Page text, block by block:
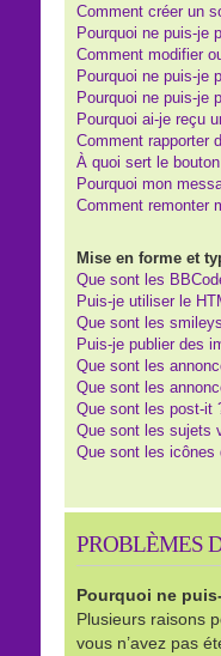
Comment créer un
Pourquoi ne puis-je
Comment modifier
Pourquoi ne puis-je
Pourquoi ne puis-je
Pourquoi ai-je reçu
Comment rapporter
À quoi sert le
Pourquoi mon
Comment remonter
Mise en forme et
Que sont les
Puis-je utiliser le
Que sont les
Puis-je publier des
Que sont les
Que sont les
Que sont les post-it
Que sont les sujets
Que sont les icônes
PROBLÈMES
Pourquoi ne
Plusieurs raisons
vous n’avez pas